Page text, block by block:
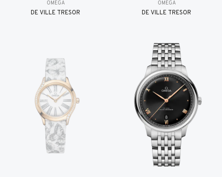
OMEGA
DE VILLE TRESOR
OMEGA
DE VILLE TRESOR